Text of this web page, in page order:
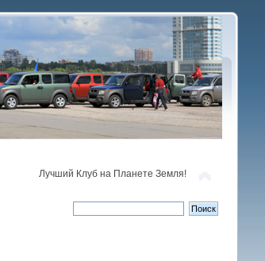
Лучший Клуб на Планете Земля!